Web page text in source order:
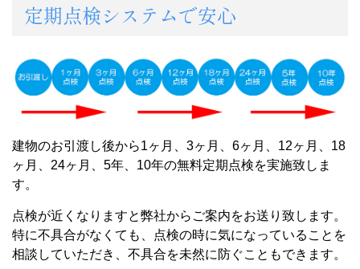
定期点検システムで安心
建物のお引渡し後から1ヶ月、3ヶ月、6ヶ月、12ヶ月、18
ヶ月、24ヶ月、5年、10年の無料定期点検を実施致しま
す。
点検が近くなりますと弊社からご案内をお送り致します。
特に不具合がなくても、点検の時に気になっていることを
相談していただき、不具合を未然に防ぐこともできます。